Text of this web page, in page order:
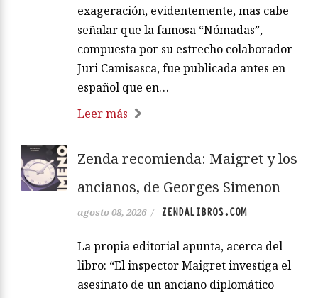
exageración, evidentemente, mas cabe
señalar que la famosa “Nómadas”,
compuesta por su estrecho colaborador
Juri Camisasca, fue publicada antes en
español que en…
Leer más
Zenda recomienda: Maigret y los
ancianos, de Georges Simenon
agosto 08, 2026 / ZENDALIBROS.COM
La propia editorial apunta, acerca del
libro: “El inspector Maigret investiga el
asesinato de un anciano diplomático